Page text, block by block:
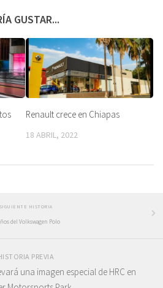
GUSTAR...
Renault crece en Chiapas
18 ABRIL, 2022
SIGUIENTE HISTORIA
del Volkswagen Polo
PREVIA
una imagen especial de HRC en